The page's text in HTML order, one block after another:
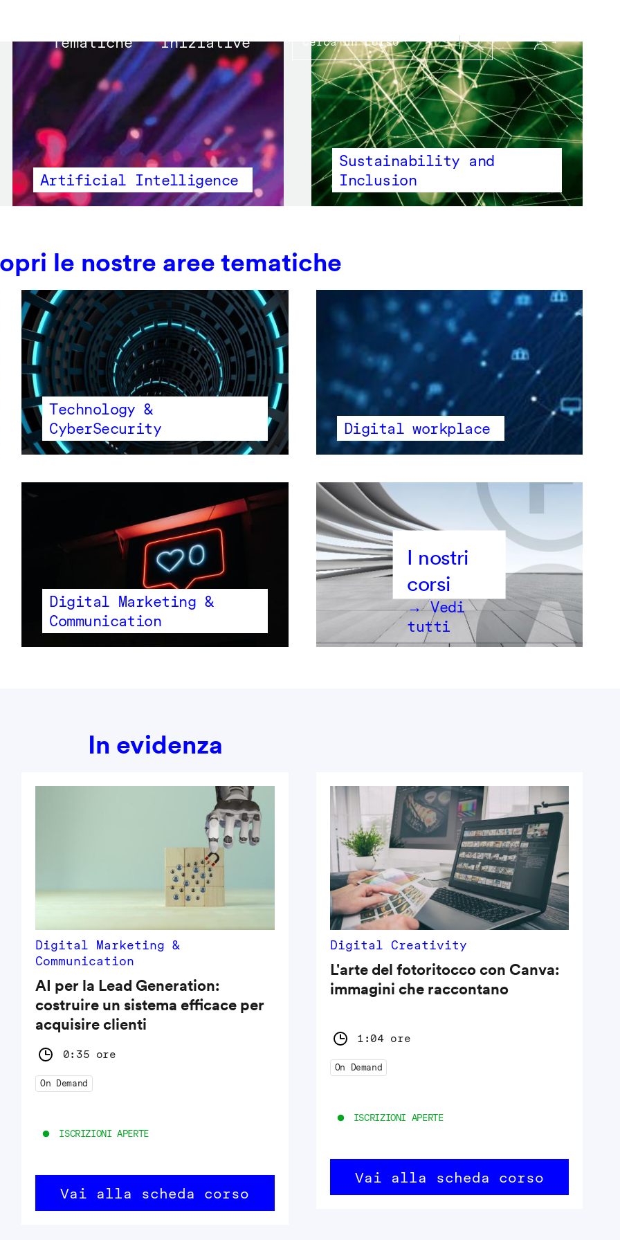
Main
navigation
Tematiche Iniziative
Artificial Intelligence
Sustainability and
Inclusion
le nostre aree tematiche
Technology &
CyberSecurity
Digital workplace
Digital Marketing &
Communication
→ Vedi
tutti
In evidenza
Digital Marketing &
Communication
AI per la Lead Generation:
costruire un sistema efficace per
acquisire clienti
0:35 ore
On Demand
ISCRIZIONI APERTE
Vai alla scheda corso
Digital Creativity
L'arte del fotoritocco con Canva:
immagini che raccontano
1:04 ore
On Demand
ISCRIZIONI APERTE
Vai alla scheda corso